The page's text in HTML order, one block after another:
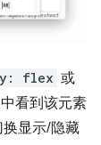
flex 或
中看到该元素
显示/隐藏